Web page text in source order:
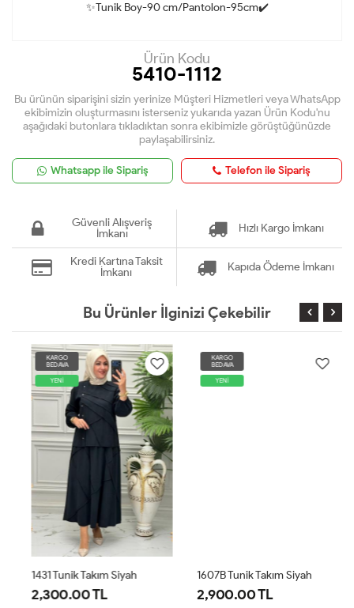
✨Tunik Boy-90 cm/Pantolon-95cm✔️
Ürün Kodu
5410-1112
Bu ürünün siparişini sizin yerinize Müşteri Hizmetleri veya WhatsApp
ekibimizin oluşturmasını isterseniz yukarıda yazan Ürün Kodu'nu
aşağıdaki butonlara tıkladıktan sonra ekibimizle görüştüğünüzde
paylaşabilirsiniz.
Whatsapp ile Sipariş Telefon ile Sipariş
Güvenli Alışveriş
İmkanı
Hızlı Kargo İmkanı
Kredi Kartına Taksit
İmkanı
Kapıda Ödeme İmkanı
Bu Ürünler İlginizi Çekebilir
KARGO
BEDAVA
YENİ
1431 Tunik Takım Siyah
2,300.00 TL
KARGO
BEDAVA
YENİ
1607B Tunik Takım Siyah
2,900.00 TL